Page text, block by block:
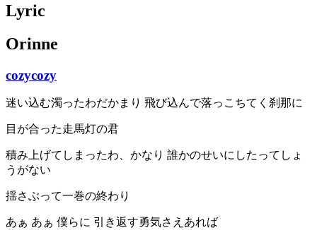
Lyric
Orinne
cozycozy
迷い込む濁ったわだかまり 飛び込んで落っこちてく刹那に
目が合った走馬灯の君
積み上げてしまったわ、かなり 誰かのせいにしたってしょ
うがない
揺さぶって一巻の終わり
あぁ あぁ 僕らに 引き返す勇気さえあれば